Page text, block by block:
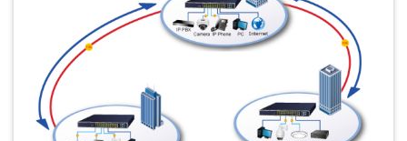
Minh Khang là đơn vị hàng đầu trong [...]
CONTINUE READING→